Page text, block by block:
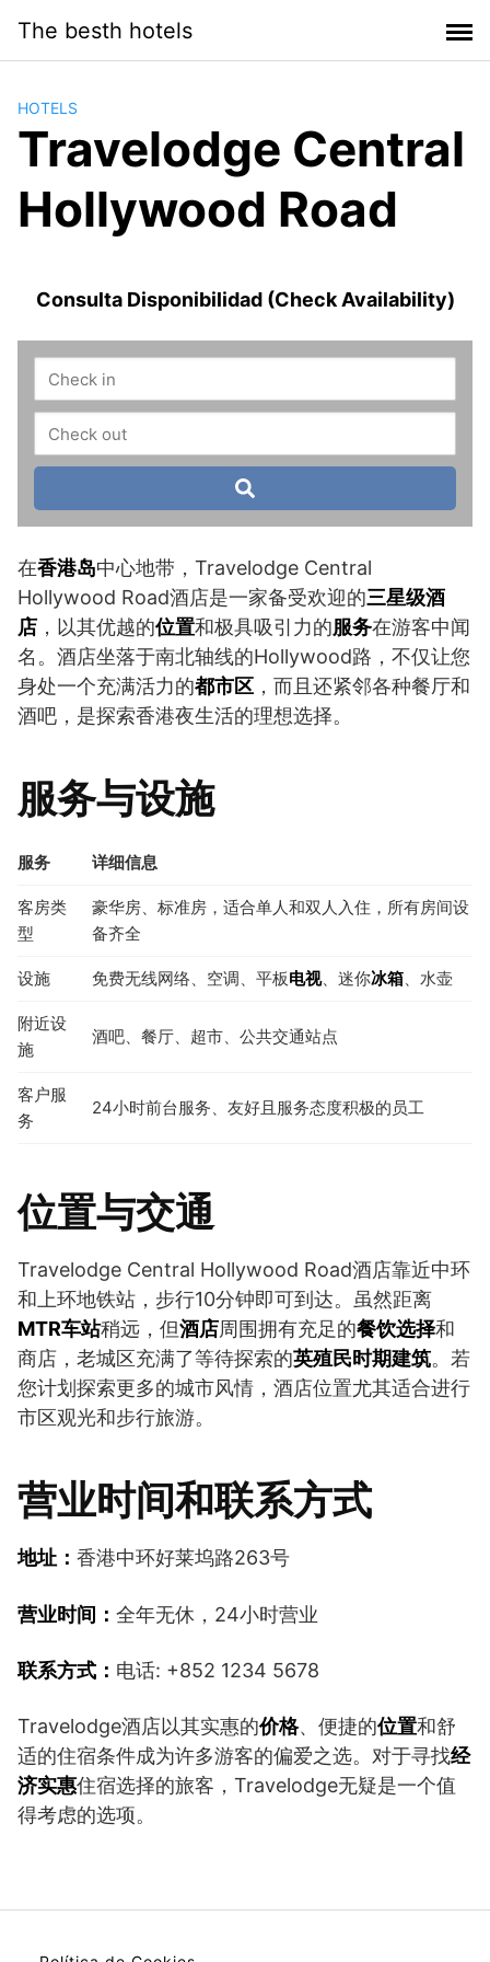
contenido
The besth hotels
HOTELS
Travelodge Central
Hollywood Road
Consulta Disponibilidad (Check Availability)
在香港岛中心地带，Travelodge Central
Hollywood Road酒店是一家备受欢迎的三星级酒
店 ，以其优越的位置和极具吸引力的服务在游客中闻
名。酒店坐落于南北轴线的Hollywood路，不仅让您
身处一个充满活力的都市区 ，而且还紧邻各种餐厅和
酒吧，是探索香港夜生活的理想选择。
服务与设施
服务 详细信息
客房类
型
豪华房、标准房，适合单人和双人入住，所有房间设
备齐全
设施 免费无线网络、空调、平板电视、迷你冰箱、水壶
附近设
施
酒吧、餐厅、超市、公共交通站点
客户服
务
24小时前台服务、友好且服务态度积极的员工
位置与交通
Travelodge Central Hollywood Road酒店靠近中环
和上环地铁站，步行10分钟即可到达。虽然距离
MTR车站稍远，但酒店周围拥有充足的餐饮选择和
商店，老城区充满了等待探索的英殖民时期建筑。若
您计划探索更多的城市风情，酒店位置尤其适合进行
市区观光和步行旅游。
营业时间和联系方式
地址： 香港中环好莱坞路263号
营业时间： 全年无休，24小时营业
联系方式： 电话: +852 1234 5678
Travelodge酒店以其实惠的价格、便捷的位置和舒
适的住宿条件成为许多游客的偏爱之选。对于寻找经
济实惠住宿选择的旅客，Travelodge无疑是一个值
得考虑的选项。